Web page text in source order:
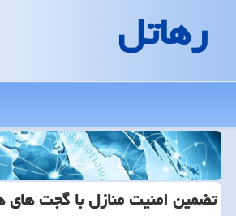
رهاتل
تضمین امنیت منازل با گجت های